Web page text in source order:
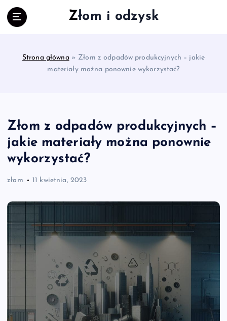
Złom i odzysk
Strona główna» Złom z odpadów produkcyjnych – jakie
materiały można ponownie wykorzystać?
Złom z odpadów produkcyjnych –
jakie materiały można ponownie
wykorzystać?
złom 11 kwietnia, 2023